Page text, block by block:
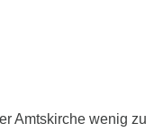
Amtskirche wenig zu